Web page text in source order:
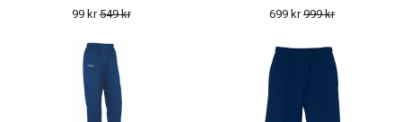
99 kr549 kr 699 kr999 kr